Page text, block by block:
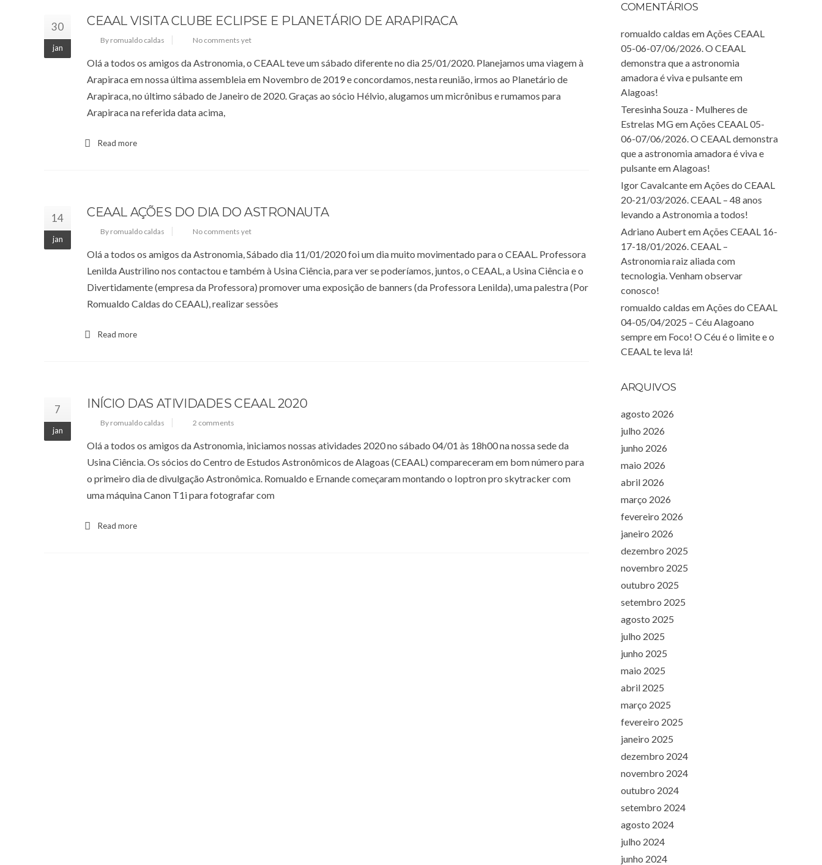
30
jan
CEAAL VISITA CLUBE ECLIPSE E PLANETÁRIO DE ARAPIRACA
By romualdo caldas No comments yet
Olá a todos os amigos da Astronomia, o CEAAL teve um sábado diferente no dia 25/01/2020. Planejamos uma viagem à
Arapiraca em nossa última assembleia em Novembro de 2019 e concordamos, nesta reunião, irmos ao Planetário de
Arapiraca, no último sábado de Janeiro de 2020. Graças ao sócio Hélvio, alugamos um micrônibus e rumamos para
Arapiraca na referida data acima,
Read more
14
jan
CEAAL AÇÕES DO DIA DO ASTRONAUTA
By romualdo caldas No comments yet
Olá a todos os amigos da Astronomia, Sábado dia 11/01/2020 foi um dia muito movimentado para o CEAAL. Professora
Lenilda Austrilino nos contactou e também à Usina Ciência, para ver se poderíamos, juntos, o CEAAL, a Usina Ciência e o
Divertidamente (empresa da Professora) promover uma exposição de banners (da Professora Lenilda), uma palestra (Por
Romualdo Caldas do CEAAL), realizar sessões
Read more
7
jan
INÍCIO DAS ATIVIDADES CEAAL 2020
By romualdo caldas 2 comments
Olá a todos os amigos da Astronomia, iniciamos nossas atividades 2020 no sábado 04/01 às 18h00 na nossa sede da
Usina Ciência. Os sócios do Centro de Estudos Astronômicos de Alagoas (CEAAL) compareceram em bom número para
o primeiro dia de divulgação Astronômica. Romualdo e Ernande começaram montando o Ioptron pro skytracker com
uma máquina Canon T1i para fotografar com
Read more
COMENTÁRIOS
romualdo caldas emAções CEAAL
05-06-07/06/2026. O CEAAL
demonstra que a astronomia
amadora é viva e pulsante em
Alagoas!
Teresinha Souza - Mulheres de
Estrelas MGemAções CEAAL 05-
06-07/06/2026. O CEAAL demonstra
que a astronomia amadora é viva e
pulsante em Alagoas!
Igor CavalcanteemAções do CEAAL
20-21/03/2026. CEAAL – 48 anos
levando a Astronomia a todos!
Adriano AubertemAções CEAAL 16-
17-18/01/2026. CEAAL –
Astronomia raiz aliada com
tecnologia. Venham observar
conosco!
romualdo caldas emAções do CEAAL
04-05/04/2025 – Céu Alagoano
sempre em Foco! O Céu é o limite e o
CEAAL te leva lá!
ARQUIVOS
agosto 2026
julho 2026
junho 2026
maio 2026
abril 2026
março 2026
fevereiro 2026
janeiro 2026
dezembro 2025
novembro 2025
outubro 2025
setembro 2025
agosto 2025
julho 2025
junho 2025
maio 2025
abril 2025
março 2025
fevereiro 2025
janeiro 2025
dezembro 2024
novembro 2024
outubro 2024
setembro 2024
agosto 2024
julho 2024
junho 2024